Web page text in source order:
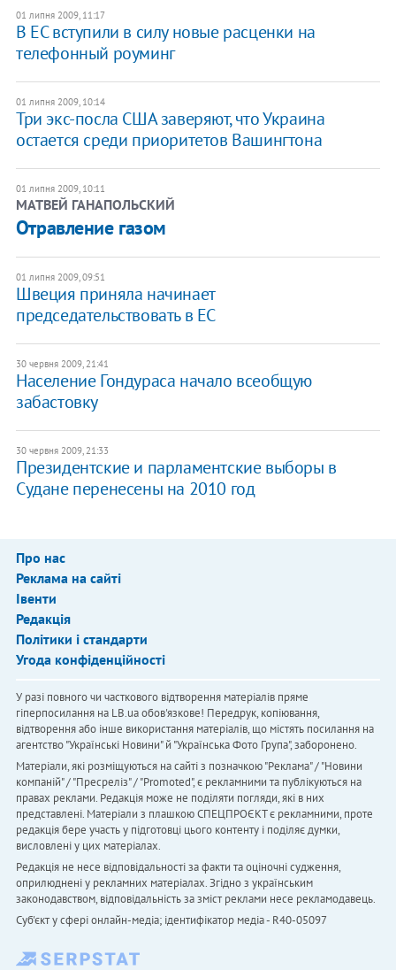
01 липня 2009, 11:17
В ЕС вступили в силу новые расценки на
телефонный роуминг
01 липня 2009, 10:14
Три экс-посла США заверяют, что Украина
остается среди приоритетов Вашингтона
01 липня 2009, 10:11
МАТВЕЙ ГАНАПОЛЬСКИЙ
Отравление газом
01 липня 2009, 09:51
Швеция приняла начинает
председательствовать в ЕС
30 червня 2009, 21:41
Население Гондураса начало всеобщую
забастовку
30 червня 2009, 21:33
Президентские и парламентские выборы в
Судане перенесены на 2010 год
Про нас
Реклама на сайті
Івенти
Редакція
Політики і стандарти
Угода конфіденційності
У разі повного чи часткового відтворення матеріалів пряме
гіперпосилання на LB.ua обов'язкове! Передрук, копіювання,
відтворення або інше використання матеріалів, що містять посилання на
агентство "Українськi Новини" й "Українська Фото Група", заборонено.
Матеріали, які розміщуються на сайті з позначкою "Реклама" / "Новини
компаній" / "Пресреліз" / "Promoted", є рекламними та публікуються на
правах реклами. Редакція може не поділяти погляди, які в них
представлені. Матеріали з плашкою СПЕЦПРОЄКТ є рекламними, проте
редакція бере участь у підготовці цього контенту і поділяє думки,
висловлені у цих матеріалах.
Редакція не несе відповідальності за факти та оціночні судження,
оприлюднені у рекламних матеріалах. Згідно з українським
законодавством, відповідальність за зміст реклами несе рекламодавець.
Cуб'єкт у сфері онлайн-медіа; ідентифікатор медіа - R40-05097